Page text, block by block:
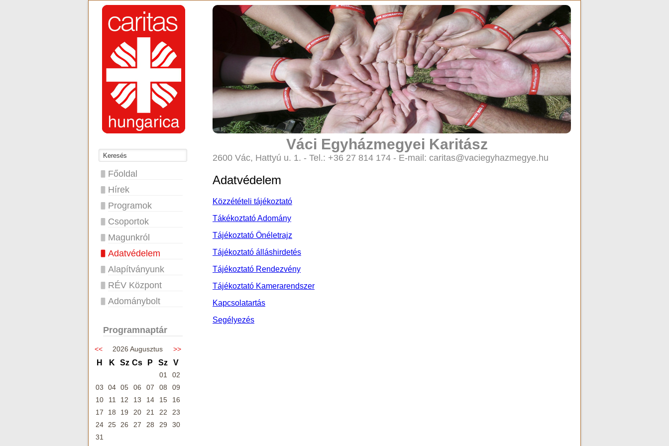
Főoldal
Hírek
Programok
Csoportok
Magunkról
Adatvédelem
Alapítványunk
RÉV Központ
Adománybolt
Programnaptár
<< 2026 Augusztus >>
H K Sz Cs P Sz V
01
02
03
04 05 06 07 08
09
10
11 12 13 14 15
16
17
18 19 20 21 22
23
24
25 26 27 28 29
30
31
Váci Egyházmegyei Karitász
2600 Vác, Hattyú u. 1. - Tel.: +36 27 814 174 - E-mail: caritas@vaciegyhazmegye.hu
Adatvédelem
Közzétételi tájékoztató
Tákékoztató Adomány
Tájékoztató Önéletrajz
Tájékoztató álláshirdetés
Tájékoztató Rendezvény
Tájékoztató Kamerarendszer
Kapcsolatartás
Segélyezés